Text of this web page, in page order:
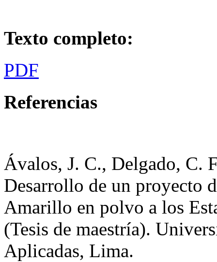
Texto completo:
PDF
Referencias
Ávalos, J. C., Delgado, C.
Desarrollo de un proyecto
Amarillo en polvo a los
(Tesis de maestría).
Aplicadas, Lima.